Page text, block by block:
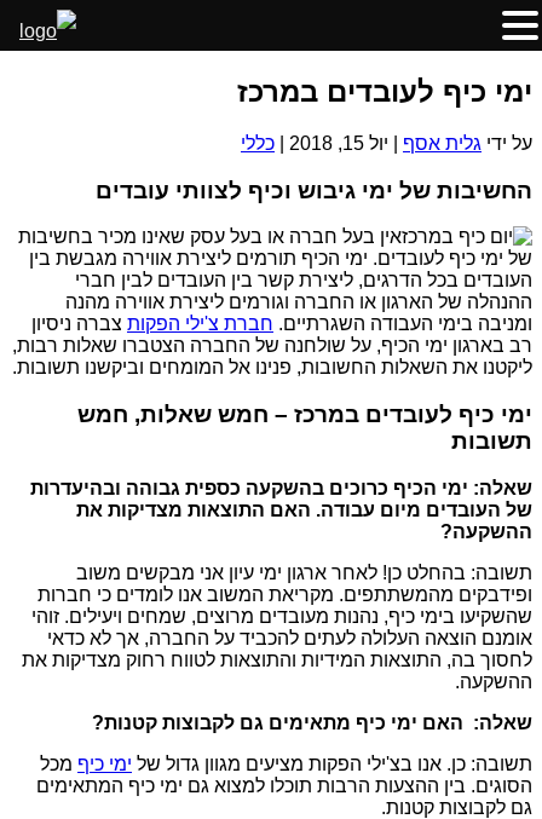
ימי כיף לעובדים במרכז
על ידי גלית אסף יול 15, 2018 כללי
החשיבות של ימי גיבוש וכיף לצוותי עובדים
אין בעל חברה או בעל עסק שאינו מכיר בחשיבות
של ימי כיף לעובדים. ימי הכיף תורמים ליצירת אווירה מגבשת בין
העובדים בכל הדרגים, ליצירת קשר בין העובדים לבין חברי
ההנהלה של הארגון או החברה וגורמים ליצירת אווירה מהנה
ומניבה בימי העבודה השגרתיים. חברת צ'ילי הפקות צברה ניסיון
רב בארגון ימי הכיף, על שולחנה של החברה הצטברו שאלות רבות,
ליקטנו את השאלות החשובות, פנינו אל המומחים וביקשנו תשובות.
ימי כיף לעובדים במרכז – חמש שאלות, חמש
תשובות
שאלה: ימי הכיף כרוכים בהשקעה כספית גבוהה ובהיעדרות
של העובדים מיום עבודה. האם התוצאות מצדיקות את
ההשקעה?
תשובה: בהחלט כן! לאחר ארגון ימי עיון אני מבקשים משוב
ופידבקים מהמשתתפים. מקריאת המשוב אנו לומדים כי חברות
שהשקיעו בימי כיף, נהנות מעובדים מרוצים, שמחים ויעילים. זוהי
אומנם הוצאה העלולה לעתים להכביד על החברה, אך לא כדאי
לחסוך בה, התוצאות המידיות והתוצאות לטווח רחוק מצדיקות את
ההשקעה.
שאלה: האם ימי כיף מתאימים גם לקבוצות קטנות?
תשובה: כן. אנו בצ'ילי הפקות מציעים מגוון גדול של ימי כיף מכל
הסוגים. בין ההצעות הרבות תוכלו למצוא גם ימי כיף המתאימים
גם לקבוצות קטנות.